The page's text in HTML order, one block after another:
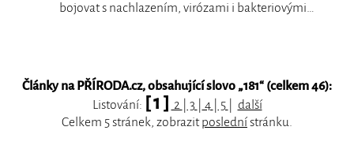
bojovat s nachlazením, virózami i bakteriovými…
Články na PŘÍRODA.cz, obsahující slovo „181“ (celkem 46):
Listování: [ 1 ] 2 3 4 5
další
Celkem 5 stránek, zobrazitposlednístránku.